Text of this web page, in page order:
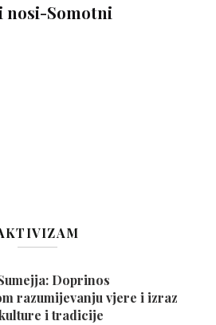
nosi-Somotni
Doprinos
razumijevanju vjere i izraz
i tradicije